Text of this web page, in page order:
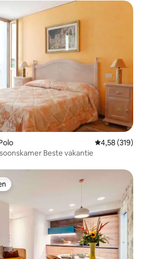
Gemiddelde
4,58 (319)
Economy tweepersoonskamer Beste vakantie